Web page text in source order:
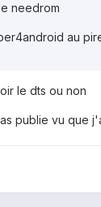
needrom
au
le dts ou non
publie vu que